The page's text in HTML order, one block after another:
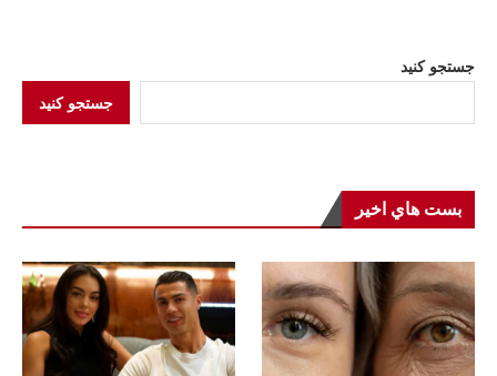
جستجو کنید
جستجو کنید
بست هاي اخير